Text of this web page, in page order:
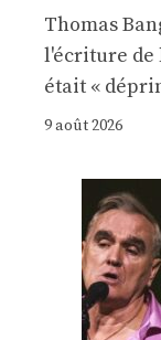
Thomas
l'écriture de
était «
9 août 2026